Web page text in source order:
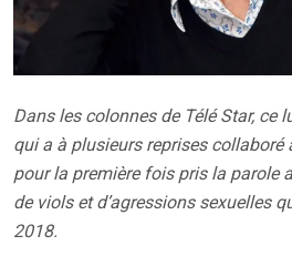
Dans les colonnes de Télé Star, ce
qui a à plusieurs reprises collaboré
pour la première fois pris la parole
de viols et d’agressions sexuelles
2018.